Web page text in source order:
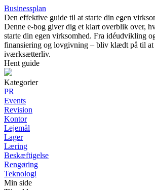
Businessplan
Den effektive guide til at starte din egen
Denne e-bog giver dig et klart overblik over,
starte din egen virksomhed. Fra idéudvikling
finansiering og lovgivning – bliv klædt på til at
iværksætterliv.
Hent guide
Kategorier
PR
Events
Revision
Kontor
Lejemål
Lager
Læring
Beskæftigelse
Rengøring
Teknologi
Min side